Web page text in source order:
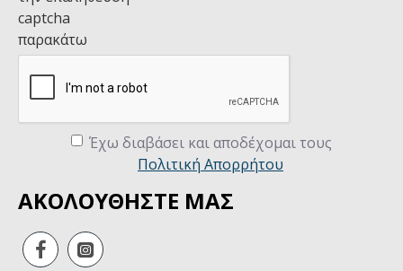
captcha
παρακάτω
Έχω διαβάσει και αποδέχομαι τους
Πολιτική Απορρήτου
ΑΚΟΛΟΥΘΗΣΤΕ ΜΑΣ